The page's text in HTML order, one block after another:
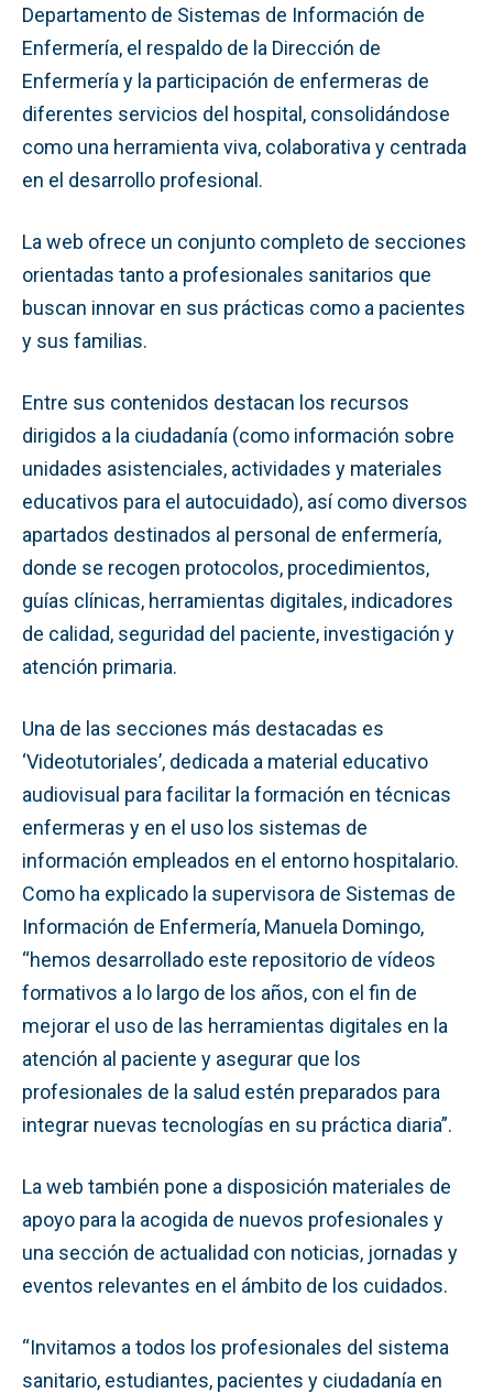
Departamento de Sistemas de Información de
Enfermería, el respaldo de la Dirección de
Enfermería y la participación de enfermeras de
diferentes servicios del hospital, consolidándose
como una herramienta viva, colaborativa y centrada
en el desarrollo profesional.
La web ofrece un conjunto completo de secciones
orientadas tanto a profesionales sanitarios que
buscan innovar en sus prácticas como a pacientes
y sus familias.
Entre sus contenidos destacan los recursos
dirigidos a la ciudadanía (como información sobre
unidades asistenciales, actividades y materiales
educativos para el autocuidado), así como diversos
apartados destinados al personal de enfermería,
donde se recogen protocolos, procedimientos,
guías clínicas, herramientas digitales, indicadores
de calidad, seguridad del paciente, investigación y
atención primaria.
Una de las secciones más destacadas es
‘Videotutoriales’, dedicada a material educativo
audiovisual para facilitar la formación en técnicas
enfermeras y en el uso los sistemas de
información empleados en el entorno hospitalario.
Como ha explicado la supervisora de Sistemas de
Información de Enfermería, Manuela Domingo,
“hemos desarrollado este repositorio de vídeos
formativos a lo largo de los años, con el fin de
mejorar el uso de las herramientas digitales en la
atención al paciente y asegurar que los
profesionales de la salud estén preparados para
integrar nuevas tecnologías en su práctica diaria”.
La web también pone a disposición materiales de
apoyo para la acogida de nuevos profesionales y
una sección de actualidad con noticias, jornadas y
eventos relevantes en el ámbito de los cuidados.
“Invitamos a todos los profesionales del sistema
sanitario, estudiantes, pacientes y ciudadanía en